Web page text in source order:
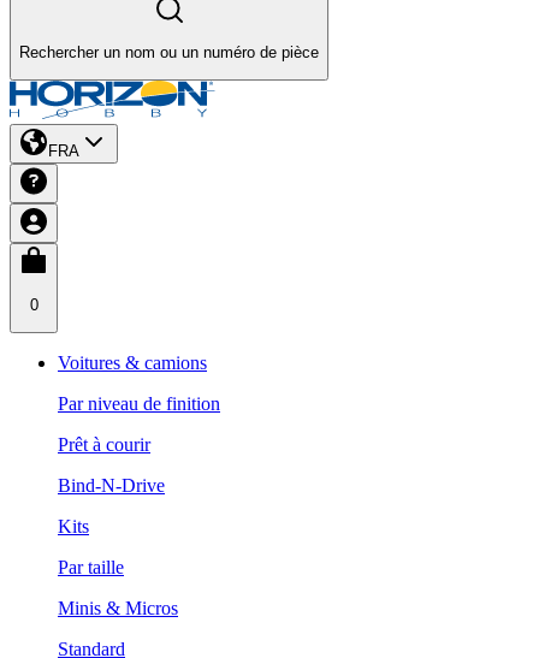
Rechercher un nom ou un numéro de pièce
FRA
0
Voitures & camions
Par niveau de finition
Prêt à courir
Bind-N-Drive
Kits
Par taille
Minis & Micros
Standard